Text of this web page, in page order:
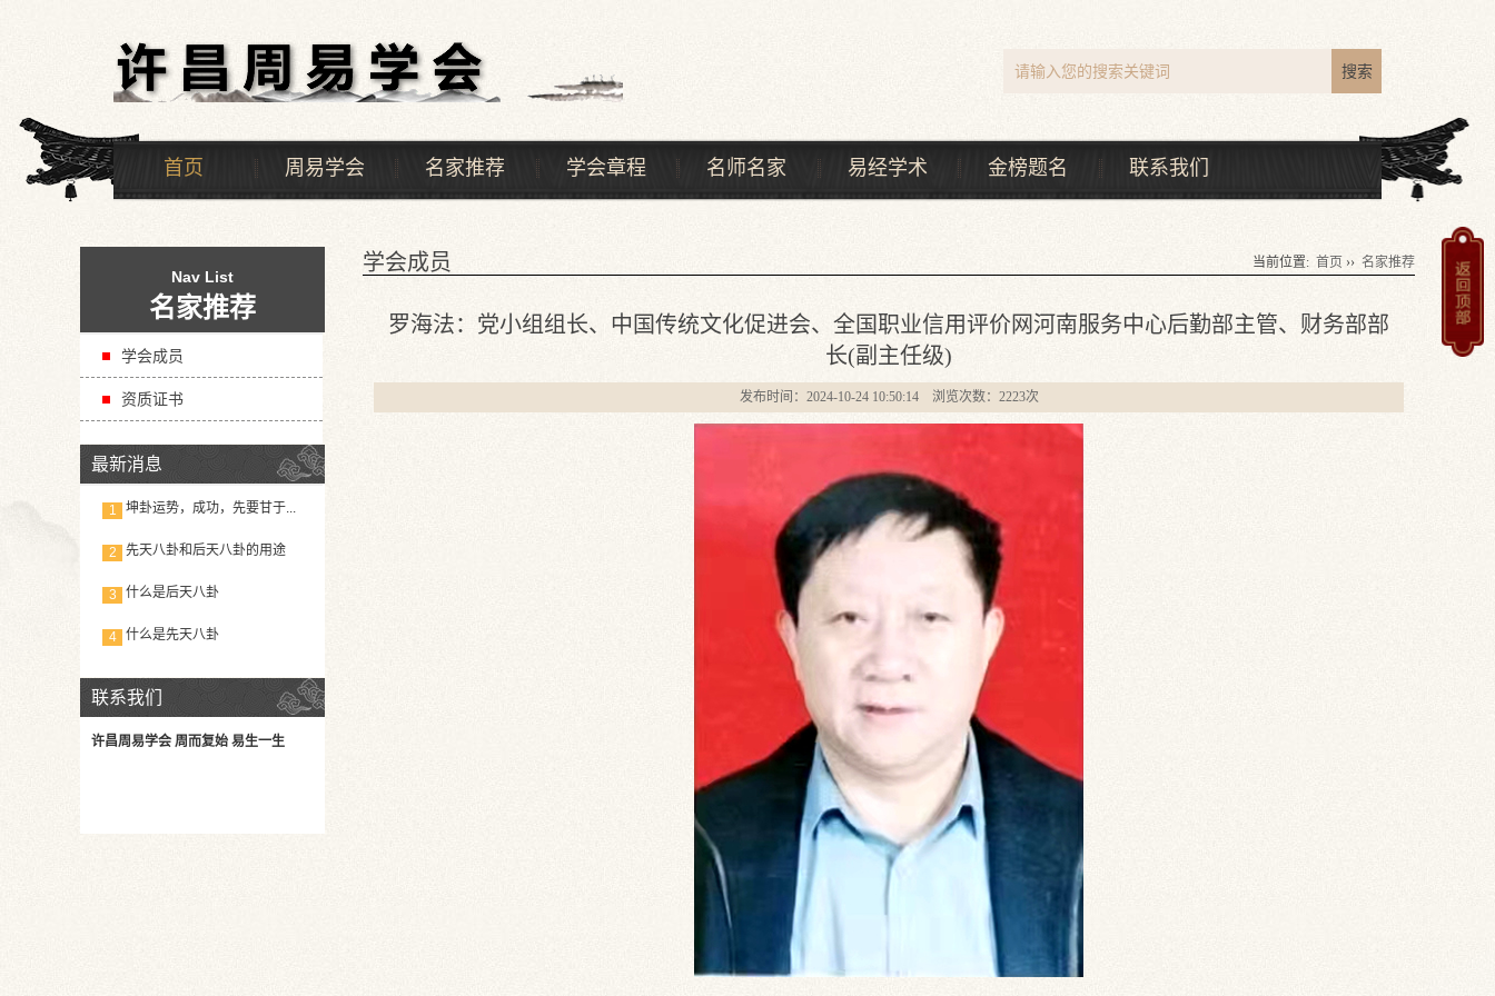
首页 周易学会 名家推荐 学会章程 名师名家 易经学术 金榜题名 联系我们
Nav List
名家推荐
学会成员
资质证书
最新消息
1 坤卦运势，成功，先要甘于...
2 先天八卦和后天八卦的用途
3 什么是后天八卦
4 什么是先天八卦
联系我们
许昌周易学会 周而复始 易生一生
学会成员 当前位置: 首页 ›› 名家推荐
罗海法：党小组组长、中国传统文化促进会、全国职业信用评价网河南服务中心后勤部主管、财务部部
长(副主任级)
发布时间：2024-10-24 10:50:14 浏览次数：2223次